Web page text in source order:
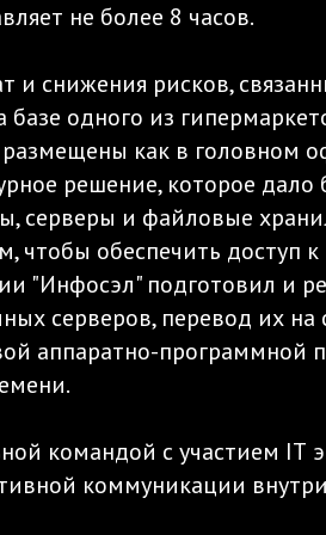
не более 8 часов.
и снижения рисков,
одного из
как в головном
решение, которое
серверы и файловые
чтобы обеспечить
"Инфосэл" подготовил и
серверов, перевод их
аппаратно-
командой с участием IТ
коммуникации